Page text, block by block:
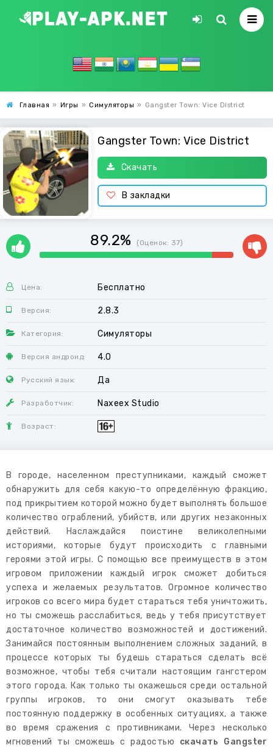
Главная » Игры » Симуляторы » Gangster Town: Vice District
Gangster Town: Vice District
Скачать
В закладки
89.2% (Оценок: 37)
Цена: Бесплатно
Версия: 2.8.3
Категория: Симуляторы
Версия андроид: 4.0
Русский язык: Да
Разработчик: Naxeex Studio
Возраст:
В городе, населенном преступниками, каждый сможет
обнаружить для себя какую-то определённую фракцию,
под прикрытием которой можно будет выполнять большое
количество ограблений, убийств, или других незаконных
действий. Наслаждайся поистине великолепными
историями, которые будут происходить с главными
героями этой игры. С помощью все преимуществ в этом
игровом приложении каждый игрок сможет добиться
успеха и желаемых результатов. Огромное количество
игроков со всего мира будет стараться тебя уничтожить,
но ты сможешь расслабиться, ведь у тебя присутствует
достаточное количество возможностей и достижений.
Занимайся постоянным выполнением сложных заданий, в
процессе которых ты будешь стараться сделать всё
возможное, чтобы тебя считали настоящим гангстером
этого города. Как только ты окажешься среди остальной
группы игроков, то они смогут оказывать тебе
постоянную поддержку в особенных ситуациях, а также
во время сражения с противниками. Через несколько
мгновений ты сможешь с радостью скачать Gangster